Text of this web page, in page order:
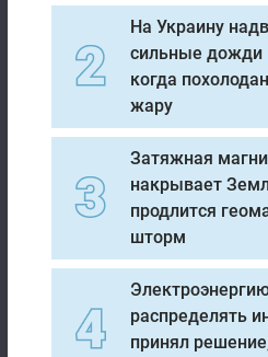
На Украину
сильные дожди
когда
жару
Затяжная
накрывает
продлится
шторм
распределять
принял